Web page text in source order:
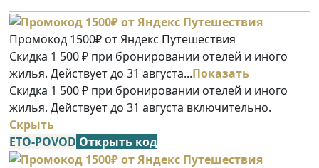
Промокод 1500₽ от Яндекс Путешествия
Скидка 1 500 ₽ при бронировании отелей и иного
жилья. Действует до 31 августа...Показать
Скидка 1 500 ₽ при бронировании отелей и иного
жилья. Действует до 31 августа включительно.
Скрыть
ETO-POVOD Открыть код